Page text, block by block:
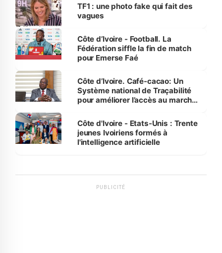
TF1 : une photo fake qui fait des
vagues
Côte d’Ivoire - Football. La
Fédération siffle la fin de match
pour Emerse Faé
Côte d’Ivoire. Café-cacao: Un
Système national de Traçabilité
pour améliorer l’accès au marché
Côte d'Ivoire - Etats-Unis : Trente
jeunes Ivoiriens formés à
l'intelligence artificielle
PUBLICITÉ